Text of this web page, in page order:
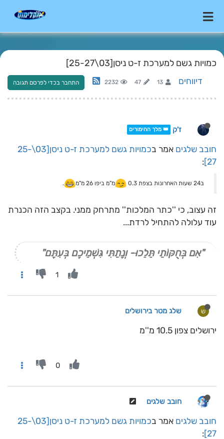
כמויות גשם למערכת ז-ט ניסן[03\25-27]
דיווחים 13
47
2232 התחבר בכדי לפרסם תגובה
ז'ק 👑 מלך ההימורים
חובב שלגים אמר ב
כמויות גשם למערכת ז-ט ניסן[03\25-
27]
:
ב24 שעות האחרונות בצפת 0.3 מ"מ ביפו 26 מ"מ .
זה עצוב, כי ''כתר המלכות'' מתרחק ממני. בקצב הזה הכנרת
עוד עלולה להתחיל לרדת...
"אִם בְּחֻקּוֹתַי תֵּלֵכוּ- וְנָתַתִּי גִּשְׁמֵיכֶם בְּעִתָּם"
1
ש שלג מטר בירושלים
ירושלים צפון 10.5 מ''מ
0
חובב שלגים
חובב שלגים אמר ב
כמויות גשם למערכת ז-ט ניסן[03\25-
27]
: